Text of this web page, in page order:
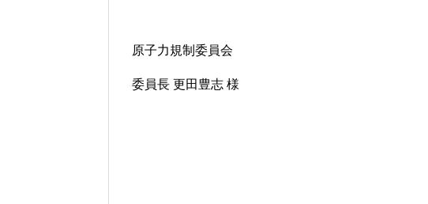
原子力規制委員会
委員長 更田豊志 様